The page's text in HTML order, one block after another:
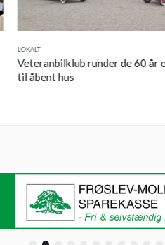
LOKALT
Veteranbilklub runder de 60 år
til åbent hus